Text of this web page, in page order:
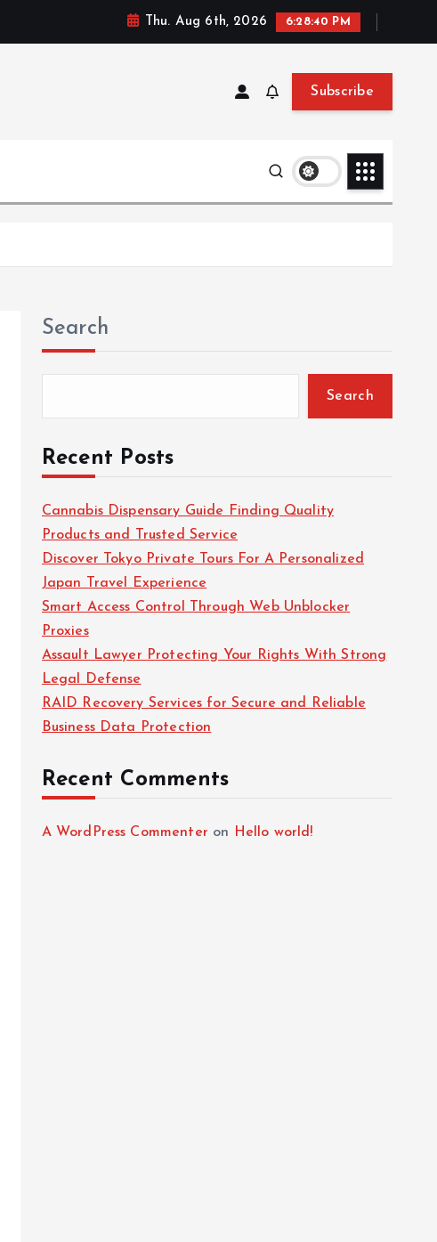
Thu. Aug 6th, 2026 6:28:41 PM
Subscribe
Search
Search
Recent Posts
Cannabis Dispensary Guide Finding Quality
Products and Trusted Service
Discover Tokyo Private Tours For A Personalized
Japan Travel Experience
Smart Access Control Through Web Unblocker
Proxies
Assault Lawyer Protecting Your Rights With Strong
Legal Defense
RAID Recovery Services for Secure and Reliable
Business Data Protection
Recent Comments
A WordPress Commenter on Hello world!